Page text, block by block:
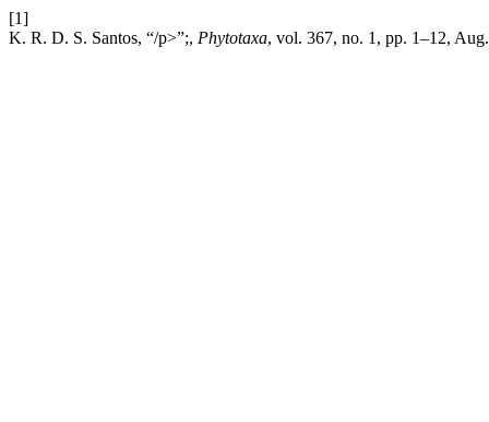
[1]
K. R. D. S. Santos, “/p>”;, Phytotaxa, vol. 367, no. 1, pp. 1–12,